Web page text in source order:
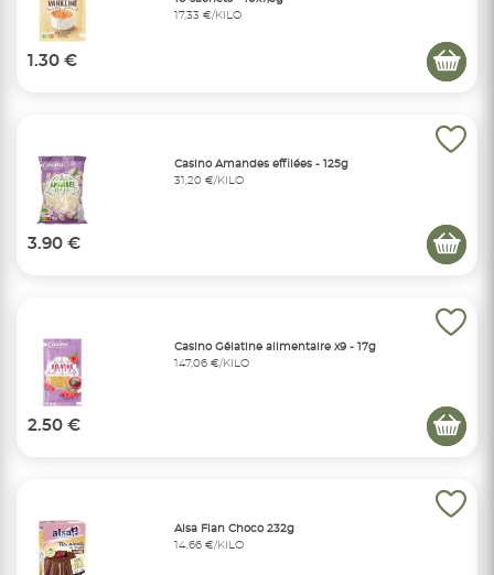
17,33 €/KILO
1.30 €
Casino Amandes effilées - 125g
31,20 €/KILO
3.90 €
Casino Gélatine alimentaire x9 - 17g
147,06 €/KILO
2.50 €
Alsa Flan Choco 232g
14,66 €/KILO